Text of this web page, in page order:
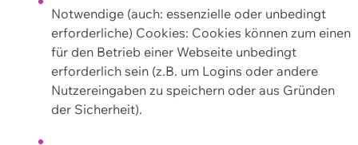
Notwendige (auch: essenzielle oder unbedingt
erforderliche) Cookies: Cookies können zum einen
für den Betrieb einer Webseite unbedingt
erforderlich sein (z.B. um Logins oder andere
Nutzereingaben zu speichern oder aus Gründen
der Sicherheit).